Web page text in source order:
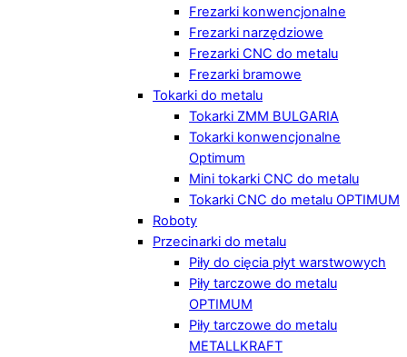
Frezarki konwencjonalne
Frezarki narzędziowe
Frezarki CNC do metalu
Frezarki bramowe
Tokarki do metalu
Tokarki ZMM BULGARIA
Tokarki konwencjonalne
Optimum
Mini tokarki CNC do metalu
Tokarki CNC do metalu OPTIMUM
Roboty
Przecinarki do metalu
Piły do cięcia płyt warstwowych
Piły tarczowe do metalu
OPTIMUM
Piły tarczowe do metalu
METALLKRAFT